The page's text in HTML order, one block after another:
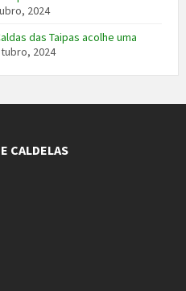
2024
das Taipas acolhe uma
2024
CALDELAS